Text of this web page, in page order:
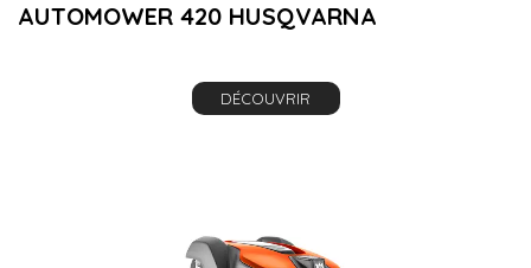
AUTOMOWER 420 HUSQVARNA
DÉCOUVRIR